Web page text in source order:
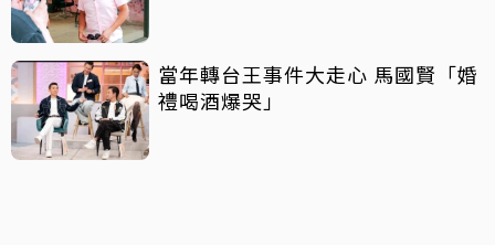
當年轉台王事件大走心 馬國賢「婚
禮喝酒爆哭」